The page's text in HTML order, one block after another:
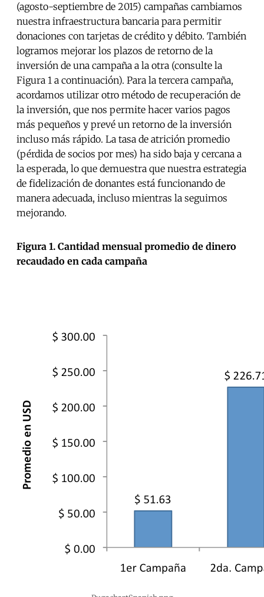
(agosto-septiembre de 2015) campañas cambiamos
nuestra infraestructura bancaria para permitir
donaciones con tarjetas de crédito y débito. También
logramos mejorar los plazos de retorno de la
inversión de una campaña a la otra (consulte la
Figura 1 a continuación). Para la tercera campaña,
acordamos utilizar otro método de recuperación de
la inversión, que nos permite hacer varios pagos
más pequeños y prevé un retorno de la inversión
incluso más rápido. La tasa de atrición promedio
(pérdida de socios por mes) ha sido baja y cercana a
la esperada, lo que demuestra que nuestra estrategia
de fidelización de donantes está funcionando de
manera adecuada, incluso mientras la seguimos
mejorando.
Figura 1. Cantidad mensual promedio de dinero
recaudado en cada campaña